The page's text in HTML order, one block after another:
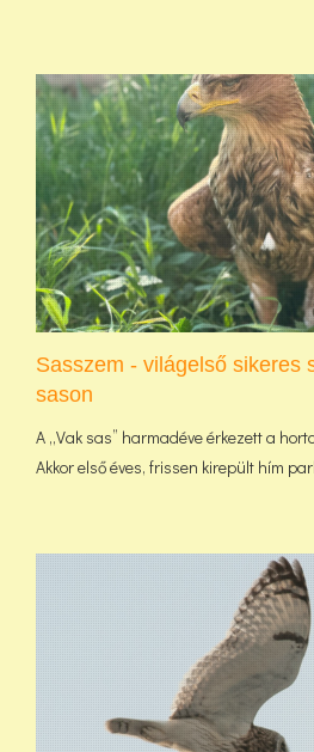
Sasszem - világelső sikeres
sason
A „Vak sas” harmadéve érkezett a
Akkor első éves, frissen kirepült hím